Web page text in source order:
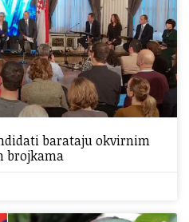
barataju okvirnim
brojkama